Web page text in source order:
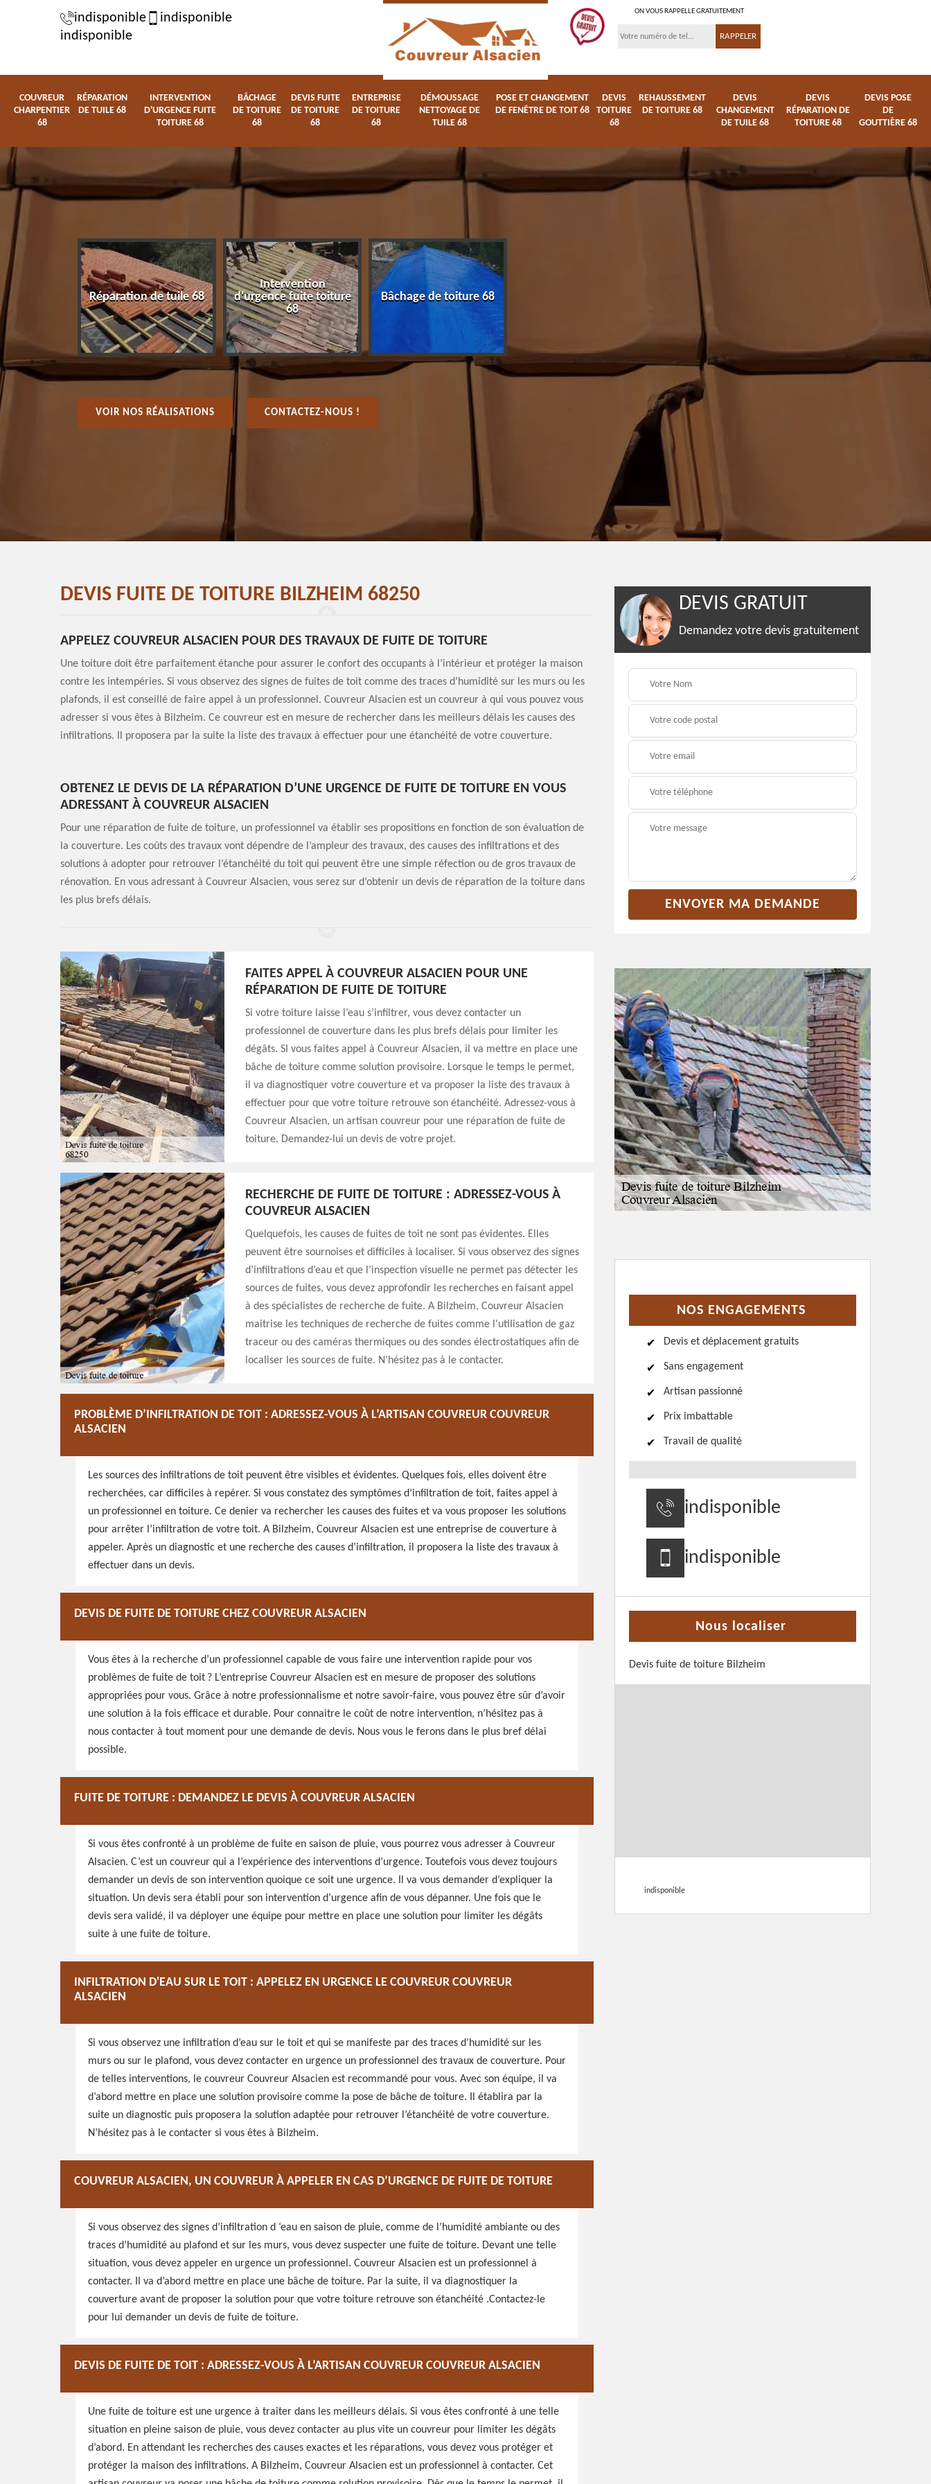
indisponible
indisponible
indisponible
ON VOUS RAPPELLE GRATUITEMENT
COUVREUR
CHARPENTIER
68
RÉPARATION
DE TUILE 68
INTERVENTION
D'URGENCE FUITE
TOITURE 68
BÂCHAGE
DE TOITURE
68
DEVIS FUITE
DE TOITURE
68
ENTREPRISE
DE TOITURE
68
DÉMOUSSAGE
NETTOYAGE DE
TUILE 68
POSE ET CHANGEMENT
DE FENÊTRE DE TOIT 68
DEVIS
TOITURE
68
REHAUSSEMENT
DE TOITURE 68
DEVIS
CHANGEMENT
DE TUILE 68
DEVIS
RÉPARATION DE
TOITURE 68
DEVIS POSE
DE
GOUTTIÈRE 68
Réparation de tuile 68
Intervention
d'urgence fuite toiture
68
Bâchage de toiture 68
Entreprise de toiture
nettoyage de tuile 68
VOIR NOS RÉALISATIONS CONTACTEZ-NOUS !
DEVIS FUITE DE TOITURE BILZHEIM 68250
APPELEZ COUVREUR ALSACIEN POUR DES TRAVAUX DE FUITE DE TOITURE
Une toiture doit être parfaitement étanche pour assurer le confort des occupants à l’intérieur et protéger la maison
contre les intempéries. Si vous observez des signes de fuites de toit comme des traces d’humidité sur les murs ou les
plafonds, il est conseillé de faire appel à un professionnel. Couvreur Alsacien est un couvreur à qui vous pouvez vous
adresser si vous êtes à Bilzheim. Ce couvreur est en mesure de rechercher dans les meilleurs délais les causes des
infiltrations. Il proposera par la suite la liste des travaux à effectuer pour une étanchéité de votre couverture.
OBTENEZ LE DEVIS DE LA RÉPARATION D’UNE URGENCE DE FUITE DE TOITURE EN VOUS
ADRESSANT À COUVREUR ALSACIEN
Pour une réparation de fuite de toiture, un professionnel va établir ses propositions en fonction de son évaluation de
la couverture. Les coûts des travaux vont dépendre de l’ampleur des travaux, des causes des infiltrations et des
solutions à adopter pour retrouver l’étanchéité du toit qui peuvent être une simple réfection ou de gros travaux de
rénovation. En vous adressant à Couvreur Alsacien, vous serez sur d’obtenir un devis de réparation de la toiture dans
les plus brefs délais.
FAITES APPEL À COUVREUR ALSACIEN POUR UNE
RÉPARATION DE FUITE DE TOITURE
Si votre toiture laisse l’eau s’infiltrer, vous devez contacter un
professionnel de couverture dans les plus brefs délais pour limiter les
dégâts. SI vous faites appel à Couvreur Alsacien, il va mettre en place une
bâche de toiture comme solution provisoire. Lorsque le temps le permet,
il va diagnostiquer votre couverture et va proposer la liste des travaux à
effectuer pour que votre toiture retrouve son étanchéité. Adressez-vous à
Couvreur Alsacien, un artisan couvreur pour une réparation de fuite de
toiture. Demandez-lui un devis de votre projet.
RECHERCHE DE FUITE DE TOITURE : ADRESSEZ-VOUS À
COUVREUR ALSACIEN
Quelquefois, les causes de fuites de toit ne sont pas évidentes. Elles
peuvent être sournoises et difficiles à localiser. Si vous observez des signes
d’infiltrations d’eau et que l’inspection visuelle ne permet pas détecter les
sources de fuites, vous devez approfondir les recherches en faisant appel
à des spécialistes de recherche de fuite. A Bilzheim, Couvreur Alsacien
maitrise les techniques de recherche de fuites comme l’utilisation de gaz
traceur ou des caméras thermiques ou des sondes électrostatiques afin de
localiser les sources de fuite. N’hésitez pas à le contacter.
PROBLÈME D’INFILTRATION DE TOIT : ADRESSEZ-VOUS À L’ARTISAN COUVREUR COUVREUR
ALSACIEN
Les sources des infiltrations de toit peuvent être visibles et évidentes. Quelques fois, elles doivent être
recherchées, car difficiles à repérer. Si vous constatez des symptômes d’infiltration de toit, faites appel à
un professionnel en toiture. Ce denier va rechercher les causes des fuites et va vous proposer les solutions
pour arrêter l’infiltration de votre toit. A Bilzheim, Couvreur Alsacien est une entreprise de couverture à
appeler. Après un diagnostic et une recherche des causes d’infiltration, il proposera la liste des travaux à
effectuer dans un devis.
DEVIS DE FUITE DE TOITURE CHEZ COUVREUR ALSACIEN
Vous êtes à la recherche d’un professionnel capable de vous faire une intervention rapide pour vos
problèmes de fuite de toit ? L’entreprise Couvreur Alsacien est en mesure de proposer des solutions
appropriées pour vous. Grâce à notre professionnalisme et notre savoir-faire, vous pouvez être sûr d’avoir
une solution à la fois efficace et durable. Pour connaitre le coût de notre intervention, n’hésitez pas à
nous contacter à tout moment pour une demande de devis. Nous vous le ferons dans le plus bref délai
possible.
FUITE DE TOITURE : DEMANDEZ LE DEVIS À COUVREUR ALSACIEN
Si vous êtes confronté à un problème de fuite en saison de pluie, vous pourrez vous adresser à Couvreur
Alsacien. C’est un couvreur qui a l’expérience des interventions d’urgence. Toutefois vous devez toujours
demander un devis de son intervention quoique ce soit une urgence. Il va vous demander d’expliquer la
situation. Un devis sera établi pour son intervention d’urgence afin de vous dépanner. Une fois que le
devis sera validé, il va déployer une équipe pour mettre en place une solution pour limiter les dégâts
suite à une fuite de toiture.
INFILTRATION D'EAU SUR LE TOIT : APPELEZ EN URGENCE LE COUVREUR COUVREUR
ALSACIEN
Si vous observez une infiltration d’eau sur le toit et qui se manifeste par des traces d’humidité sur les
murs ou sur le plafond, vous devez contacter en urgence un professionnel des travaux de couverture. Pour
de telles interventions, le couvreur Couvreur Alsacien est recommandé pour vous. Avec son équipe, il va
d’abord mettre en place une solution provisoire comme la pose de bâche de toiture. Il établira par la
suite un diagnostic puis proposera la solution adaptée pour retrouver l’étanchéité de votre couverture.
N’hésitez pas à le contacter si vous êtes à Bilzheim.
COUVREUR ALSACIEN, UN COUVREUR À APPELER EN CAS D’URGENCE DE FUITE DE TOITURE
Si vous observez des signes d’infiltration d ‘eau en saison de pluie, comme de l’humidité ambiante ou des
traces d’humidité au plafond et sur les murs, vous devez suspecter une fuite de toiture. Devant une telle
situation, vous devez appeler en urgence un professionnel. Couvreur Alsacien est un professionnel à
contacter. Il va d’abord mettre en place une bâche de toiture. Par la suite, il va diagnostiquer la
couverture avant de proposer la solution pour que votre toiture retrouve son étanchéité .Contactez-le
pour lui demander un devis de fuite de toiture.
DEVIS DE FUITE DE TOIT : ADRESSEZ-VOUS À L’ARTISAN COUVREUR COUVREUR ALSACIEN
Une fuite de toiture est une urgence à traiter dans les meilleurs délais. Si vous êtes confronté à une telle
situation en pleine saison de pluie, vous devez contacter au plus vite un couvreur pour limiter les dégâts
d’abord. En attendant les recherches des causes exactes et les réparations, vous devez vous protéger et
protéger la maison des infiltrations. A Bilzheim, Couvreur Alsacien est un professionnel à contacter. Cet
DEVIS GRATUIT
Demandez votre devis gratuitement
NOS ENGAGEMENTS
Devis et déplacement gratuits
Sans engagement
Artisan passionné
Prix imbattable
Travail de qualité
indisponible
indisponible
Nous localiser
Devis fuite de toiture Bilzheim
indisponible